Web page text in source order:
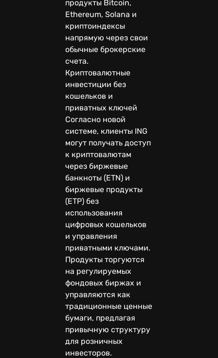
продукты Bitcoin,
Ethereum, Solana и
криптоиндексы
напрямую через свои
обычные брокерские
счета.
Криптовалютные
инвестиции без
кошельков и
приватных ключей
Согласно новой
системе, клиенты ING
могут получать доступ
к криптовалютам
через биржевые
банкноты (ETN) и
биржевые продукты
(ETP) без
использования
цифровых кошельков
и управления
приватными ключами.
Продукты торгуются
на регулируемых
фондовых биржах и
управляются как
традиционные ценные
бумаги, предлагая
привычную структуру
для розничных
инвесторов.